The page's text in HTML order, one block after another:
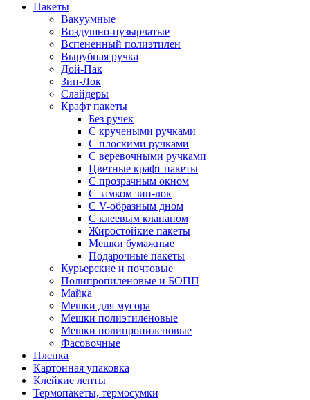
Пакеты
Вакуумные
Воздушно-пузырчатые
Вспененный полиэтилен
Вырубная ручка
Дой-Пак
Зип-Лок
Слайдеры
Крафт пакеты
Без ручек
С кручеными ручками
С плоскими ручками
С веревочными ручками
Цветные крафт пакеты
С прозрачным окном
С замком зип-лок
С V-образным дном
С клеевым клапаном
Жиростойкие пакеты
Мешки бумажные
Подарочные пакеты
Курьерские и почтовые
Полипропиленовые и БОПП
Майка
Мешки для мусора
Мешки полиэтиленовые
Мешки полипропиленовые
Фасовочные
Пленка
Картонная упаковка
Клейкие ленты
Термопакеты, термосумки